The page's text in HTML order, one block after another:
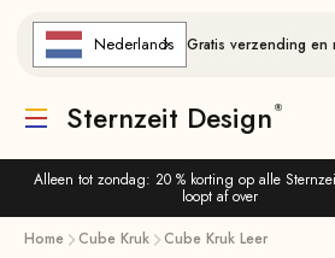
Alleen tot zondag: 20 % korting op alle
loopt af over
Nederlands Gratis verzending en
Vertaling ontbreekt:
Sternzeit Design
Home Cube Kruk Cube Kruk Leer